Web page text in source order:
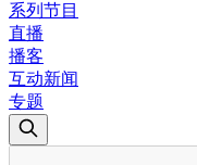
系列节目
直播
播客
互动新闻
专题